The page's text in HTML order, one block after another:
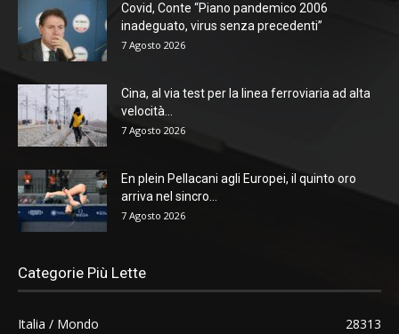
Covid, Conte “Piano pandemico 2006
inadeguato, virus senza precedenti”
7 Agosto 2026
Cina, al via test per la linea ferroviaria ad alta
velocità...
7 Agosto 2026
En plein Pellacani agli Europei, il quinto oro
arriva nel sincro...
7 Agosto 2026
Categorie Più Lette
Italia / Mondo
28313